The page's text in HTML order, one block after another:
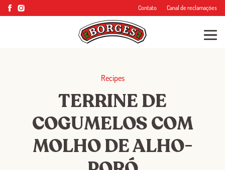
Contato Canal de reclamações
Recipes
TERRINE DE
COGUMELOS COM
MOLHO DE ALHO-